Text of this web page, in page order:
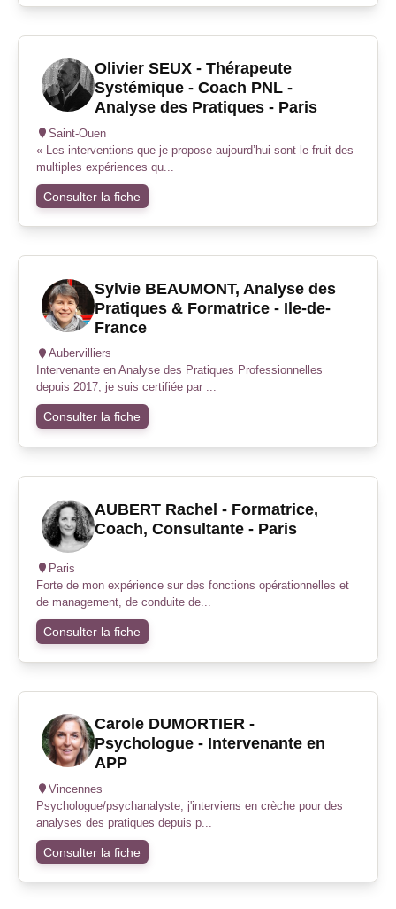
Olivier SEUX - Thérapeute
Systémique - Coach PNL -
Analyse des Pratiques - Paris
Saint-Ouen
« Les interventions que je propose aujourd’hui sont le fruit des
multiples expériences qu...
Consulter la fiche
Sylvie BEAUMONT, Analyse des
Pratiques & Formatrice - Ile-de-
France
Aubervilliers
Intervenante en Analyse des Pratiques Professionnelles
depuis 2017, je suis certifiée par ...
Consulter la fiche
AUBERT Rachel - Formatrice,
Coach, Consultante - Paris
Paris
Forte de mon expérience sur des fonctions opérationnelles et
de management, de conduite de...
Consulter la fiche
Carole DUMORTIER -
Psychologue - Intervenante en
APP
Vincennes
Psychologue/psychanalyste, j'interviens en crèche pour des
analyses des pratiques depuis p...
Consulter la fiche